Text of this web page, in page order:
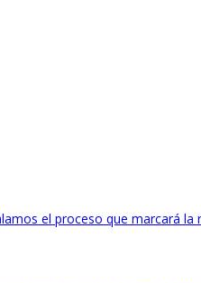
el proceso que marcará la